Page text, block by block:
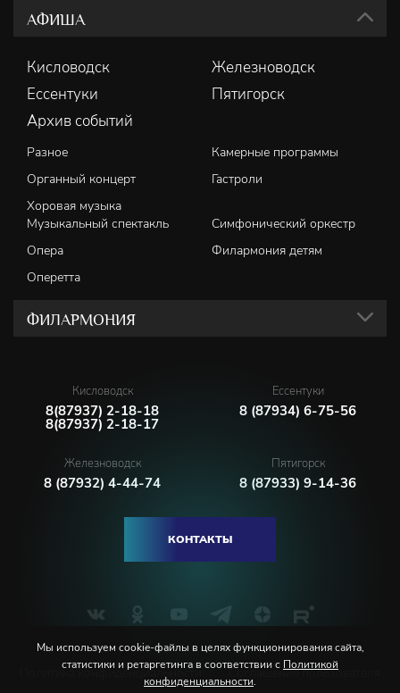
АФИША
Кисловодск
Железноводск
Ессентуки
Пятигорск
Архив событий
Разное
Камерные программы
Органный концерт
Гастроли
Хоровая музыка
Музыкальный спектакль
Симфонический оркестр
Опера
Филармония детям
Оперетта
ФИЛАРМОНИЯ
Кисловодск
8(87937) 2-18-18
8(87937) 2-18-17
Ессентуки
8 (87934) 6-75-56
Железноводск
8 (87932) 4-44-74
Пятигорск
8 (87933) 9-14-36
КОНТАКТЫ
Политика конфиденциальности Соглашение пользователя
Мы используем cookie-файлы в целях функционирования сайта,
статистики и ретаргетинга в соответствии с Политикой
конфиденциальности.